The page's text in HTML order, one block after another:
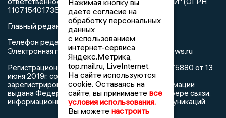
1107154017354)
Главный редактор: Пирогов А.А.
Телефон редакции: +7 (473) 262 77 92
Электронная почта редакции:info@voronezhnews.ru
Регистрационный номер: серия Эл № ФС 77 - 75880 от 13
июня 2019г. согласно выписке из реестра
зарегистрированных средств массовой информации
выдана Федеральной службой по надзору в сфере связи,
информационных технологий и массовых коммуникаций
Нажимая кнопку вы
даете согласие на
обработку персональных
данных
с использованием
интернет-сервиса
Яндекс.Метрика,
top.mail.ru, LiveInternet.
На сайте используются
cookie. Оставаясь на
сайте, вы принимаете все
условия использования.
Вы можете настроить